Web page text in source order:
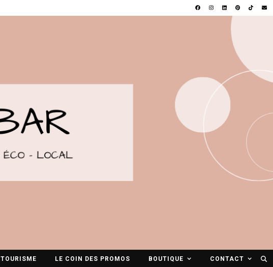
TOURISME LE COIN DES PROMOS BOUTIQUE CONTACT